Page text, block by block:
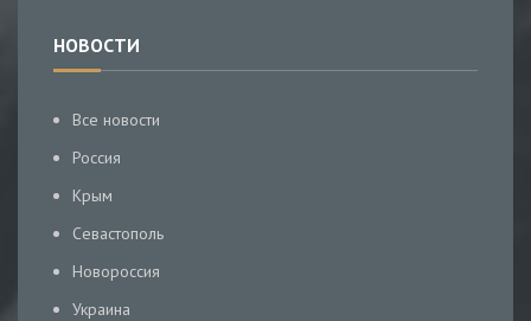
НОВОСТИ
Все новости
Россия
Крым
Севастополь
Новороссия
Украина